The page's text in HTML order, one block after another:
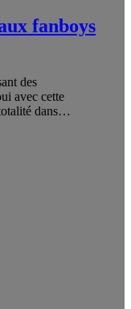
fanboys
des
avec cette
dans…